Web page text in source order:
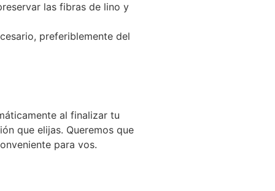
las fibras de lino y
preferiblemente del
al finalizar tu
que elijas. Queremos que
para vos.